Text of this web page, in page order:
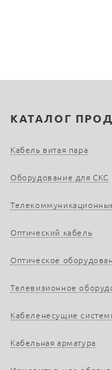
КАТАЛОГ
Кабель витая пара
Оборудование для СКС
Оптический кабель
Оптическое
Телевизионное
Кабеленесущие
Кабельная арматура